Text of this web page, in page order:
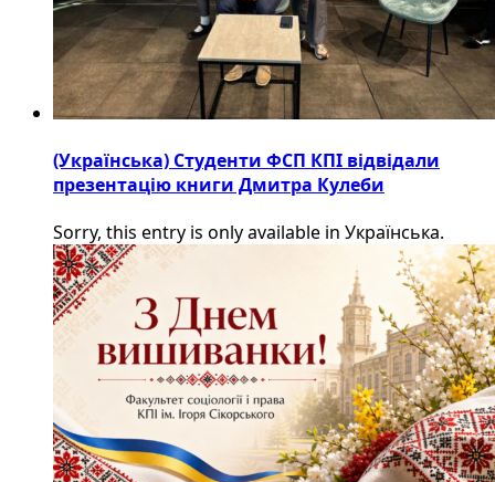
(Українська) Студенти ФСП КПІ відвідали
презентацію книги Дмитра Кулеби
Sorry, this entry is only available in Українська.